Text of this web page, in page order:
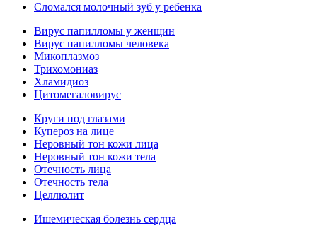
Сломался молочный зуб у ребенка
Вирус папилломы у женщин
Вирус папилломы человека
Микоплазмоз
Трихомониаз
Хламидиоз
Цитомегаловирус
Круги под глазами
Купероз на лице
Неровный тон кожи лица
Неровный тон кожи тела
Отечность лица
Отечность тела
Целлюлит
Ишемическая болезнь сердца